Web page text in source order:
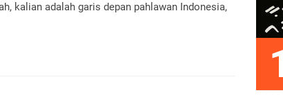
kalian adalah garis depan pahlawan Indonesia,